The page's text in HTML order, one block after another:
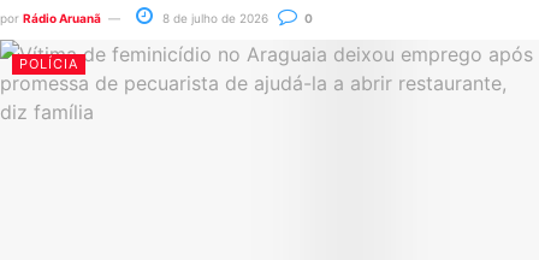
por Rádio Aruanã 8 de julho de 2026 0
POLÍCIA